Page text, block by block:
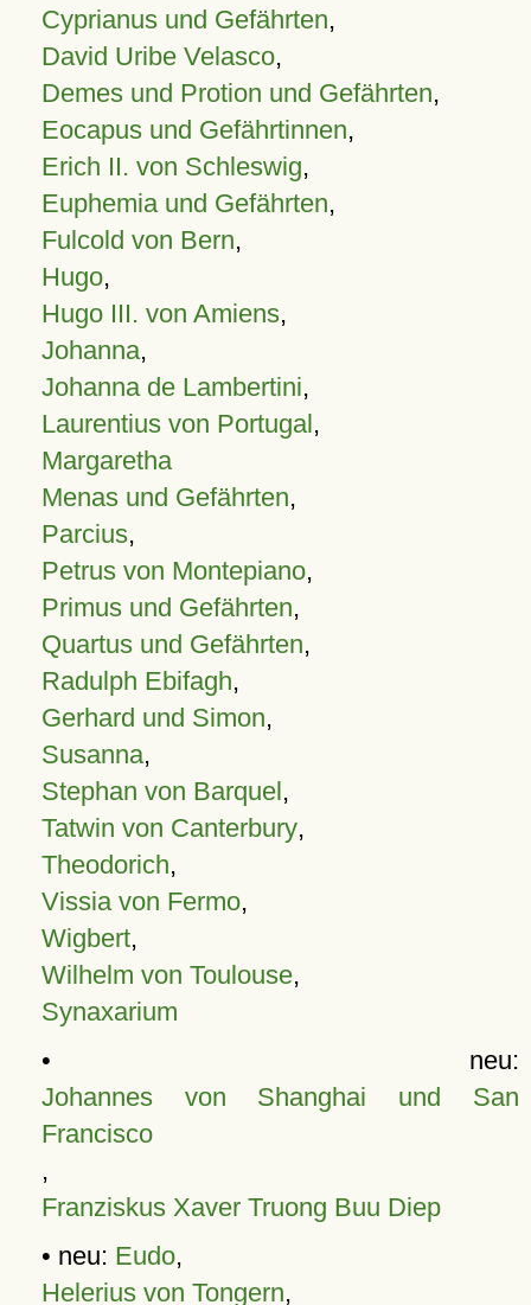
Cyprianus und Gefährten,
David Uribe Velasco,
Demes und Protion und Gefährten,
Eocapus und Gefährtinnen,
Erich II. von Schleswig,
Euphemia und Gefährten,
Fulcold von Bern,
Hugo,
Hugo III. von Amiens,
Johanna,
Johanna de Lambertini,
Laurentius von Portugal,
Margaretha
Menas und Gefährten,
Parcius,
Petrus von Montepiano,
Primus und Gefährten,
Quartus und Gefährten,
Radulph Ebifagh,
Gerhard und Simon,
Susanna,
Stephan von Barquel,
Tatwin von Canterbury,
Theodorich,
Vissia von Fermo,
Wigbert,
Wilhelm von Toulouse,
Synaxarium
• neu:
Johannes von Shanghai und San
Francisco
,
Franziskus Xaver Truong Buu Diep
• neu: Eudo,
Helerius von Tongern,